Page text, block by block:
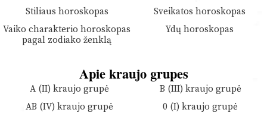
Stiliaus horoskopas
Sveikatos horoskopas
Vaiko charakterio horoskopas
pagal zodiako ženklą
Ydų horoskopas
Apie kraujo grupes
A (II) kraujo grupė
B (III) kraujo grupė
AB (IV) kraujo grupė
0 (I) kraujo grupė